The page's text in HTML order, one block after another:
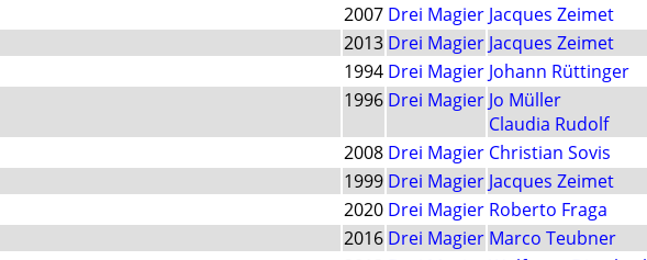
2007 Drei Magier Jacques Zeimet
2013 Drei Magier Jacques Zeimet
1994 Drei Magier Johann Rüttinger
1996 Drei Magier Jo Müller
Claudia Rudolf
2008 Drei Magier Christian Sovis
1999 Drei Magier Jacques Zeimet
2020 Drei Magier Roberto Fraga
2016 Drei Magier Marco Teubner